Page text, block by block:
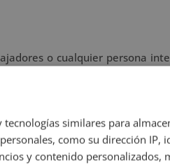
o cualquier persona
electrónico con las claves
similares para
como su dirección IP,
y contenido personalizados,